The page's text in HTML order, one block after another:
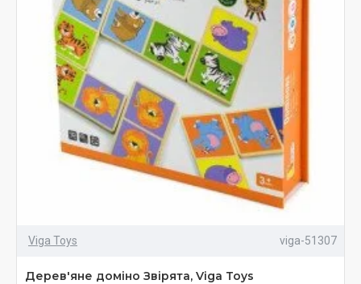
Viga Toys viga-51307
Дерев'яне доміно Звірята, Viga Toys